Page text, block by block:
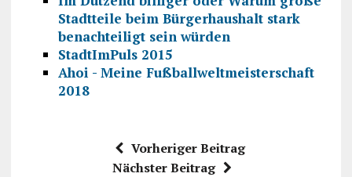
Stadtteile beim Bürgerhaushalt stark
benachteiligt sein würden
StadtImPuls 2015
Ahoi - Meine Fußballweltmeisterschaft
2018
Vorheriger Beitrag
Nächster Beitrag